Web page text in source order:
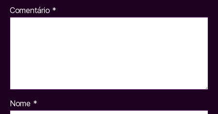
Comentário *
Nome *